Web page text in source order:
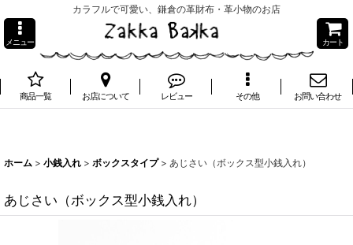
カラフルで可愛い、鎌倉の革財布・革小物のお店
メニュー カート
商品一覧 お店について レビュー その他 お問い合わせ
ホーム > 小銭入れ > ボックスタイプ > あじさい（ボックス型小銭入れ）
あじさい（ボックス型小銭入れ）